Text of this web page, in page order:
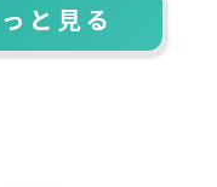
と見る